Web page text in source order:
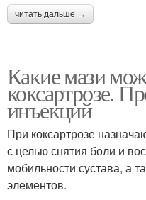
читать дальше →
Какие мази
коксартрозе.
инъекций
При коксартрозе
с целью снятия боли и
мобильности сустава, а
элементов.